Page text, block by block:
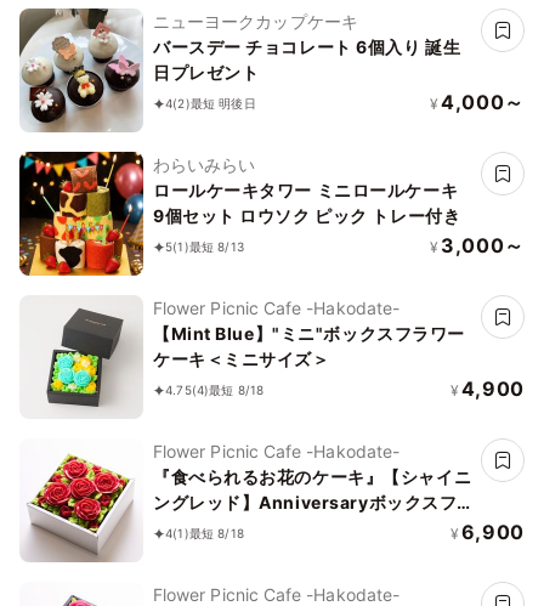
ニューヨークカップケーキ
バースデー チョコレート 6個入り 誕生
日プレゼント
4(2)最短 明後日 ¥ 4,000～
わらいみらい
ロールケーキタワー ミニロールケーキ
9個セット ロウソク ピック トレー付き
5(1)最短 8/13 ¥ 3,000～
Flower Picnic Cafe -Hakodate-
【Mint Blue】"ミニ"ボックスフラワー
ケーキ＜ミニサイズ＞
4.75(4)最短 8/18 ¥ 4,900
Flower Picnic Cafe -Hakodate-
『食べられるお花のケーキ』【シャイニ
ングレッド】Anniversaryボックスフ
ラワーケーキ
4(1)最短 8/18 ¥ 6,900
Flower Picnic Cafe -Hakodate-